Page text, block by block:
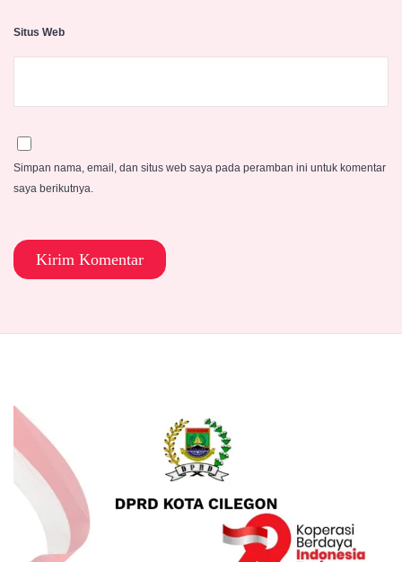
Situs Web
Simpan nama, email, dan situs web saya pada peramban ini untuk komentar
saya berikutnya.